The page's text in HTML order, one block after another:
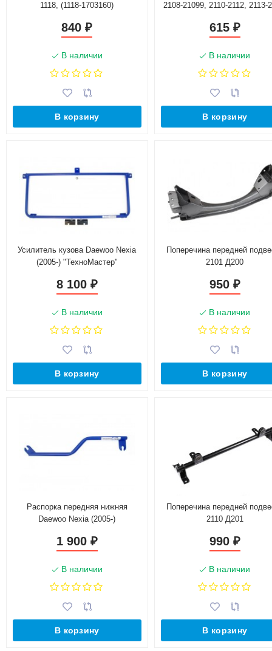
1118, (1118-1703160)
840₽
В наличии
В корзину
2108-21099, 2110-2112, 2113-
L@DA Gr@nt@
615 ₽
В наличии
В корзину
Усилитель кузова Daewoo Nexia
(2005-) "ТехноМастер"
8 100 ₽
В наличии
В корзину
Поперечина передней
2101 Д200
950 ₽
В наличии
В корзину
Распорка передняя нижняя
Daewoo Nexia (2005-)
1 900 ₽
В наличии
В корзину
Поперечина передней
2110 Д201
990 ₽
В наличии
В корзину